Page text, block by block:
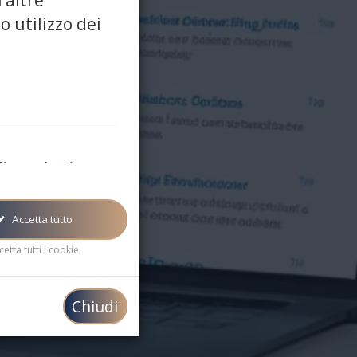
utilizzo dei
marketing
per mostrare
con i tuoi interessi
Accetta tutto
tutti i cookie
Chiudi